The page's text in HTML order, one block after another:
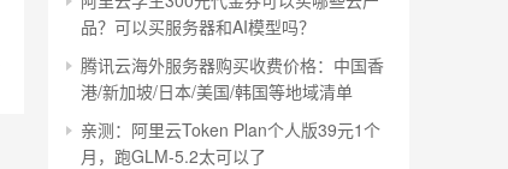
品？可以买服务器和AI模型吗？
腾讯云海外服务器购买收费价格：中国香
港/新加坡/日本/美国/韩国等地域清单
亲测：阿里云Token Plan个人版39元1个
月，跑GLM-5.2太可以了